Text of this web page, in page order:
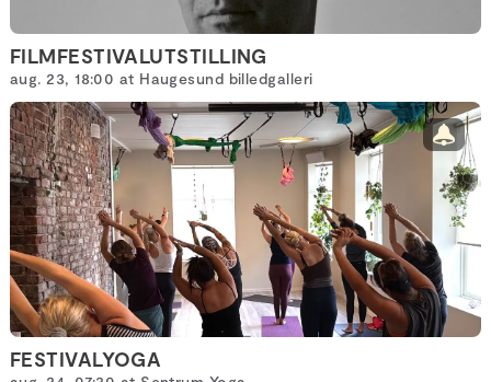
FILMFESTIVALUTSTILLING
aug. 23, 18:00 at Haugesund billedgalleri
FESTIVALYOGA